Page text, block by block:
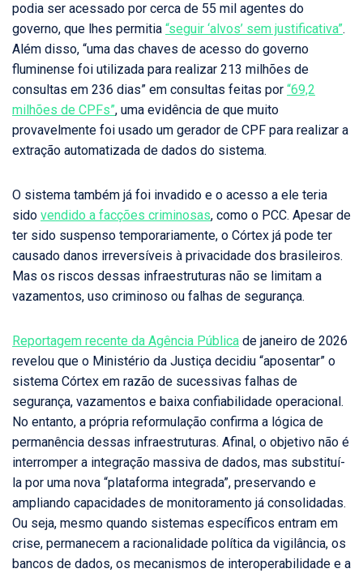
podia ser acessado por cerca de 55 mil agentes do
governo, que lhes permitia “seguir ‘alvos’ sem justificativa”.
Além disso, “uma das chaves de acesso do governo
fluminense foi utilizada para realizar 213 milhões de
consultas em 236 dias” em consultas feitas por “69,2
milhões de CPFs”, uma evidência de que muito
provavelmente foi usado um gerador de CPF para realizar a
extração automatizada de dados do sistema.
O sistema também já foi invadido e o acesso a ele teria
sido vendido a facções criminosas, como o PCC. Apesar de
ter sido suspenso temporariamente, o Córtex já pode ter
causado danos irreversíveis à privacidade dos brasileiros.
Mas os riscos dessas infraestruturas não se limitam a
vazamentos, uso criminoso ou falhas de segurança.
Reportagem recente da Agência Pública de janeiro de 2026
revelou que o Ministério da Justiça decidiu “aposentar” o
sistema Córtex em razão de sucessivas falhas de
segurança, vazamentos e baixa confiabilidade operacional.
No entanto, a própria reformulação confirma a lógica de
permanência dessas infraestruturas. Afinal, o objetivo não é
interromper a integração massiva de dados, mas substituí-
la por uma nova “plataforma integrada”, preservando e
ampliando capacidades de monitoramento já consolidadas.
Ou seja, mesmo quando sistemas específicos entram em
crise, permanecem a racionalidade política da vigilância, os
bancos de dados, os mecanismos de interoperabilidade e a